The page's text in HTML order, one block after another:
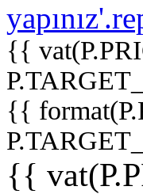
{{
{{
{{